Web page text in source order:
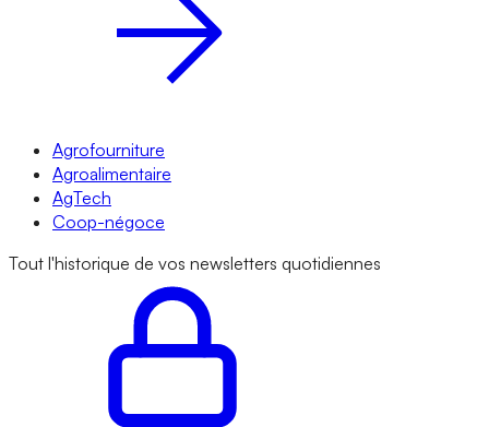
Agrofourniture
Agroalimentaire
AgTech
Coop-négoce
Tout l'historique de vos newsletters quotidiennes